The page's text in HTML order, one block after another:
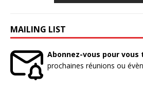
MAILING LIST
Abonnez-vous pour
prochaines réunions ou